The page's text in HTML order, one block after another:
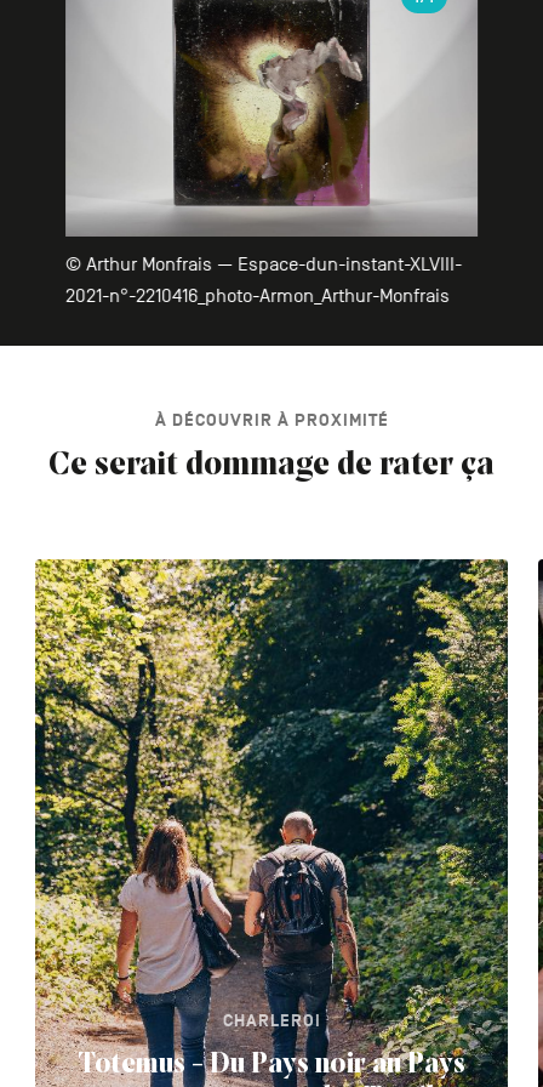
© Arthur Monfrais — Espace-dun-instant-XLVIII-
2021-n°-2210416_photo-Armon_Arthur-Monfrais
À DÉCOUVRIR À PROXIMITÉ
Ce serait dommage de rater ça
CHARLEROI
Totemus - Du Pays noir au Pays